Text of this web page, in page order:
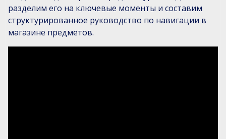
разделим его на ключевые моменты и составим
структурированное руководство по навигации в
магазине предметов.